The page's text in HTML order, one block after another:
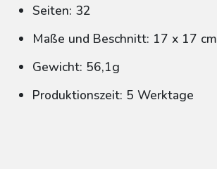
Seiten: 32
Maße und Beschnitt: 17 x 17 cm
Gewicht: 56,1g
Produktionszeit: 5 Werktage